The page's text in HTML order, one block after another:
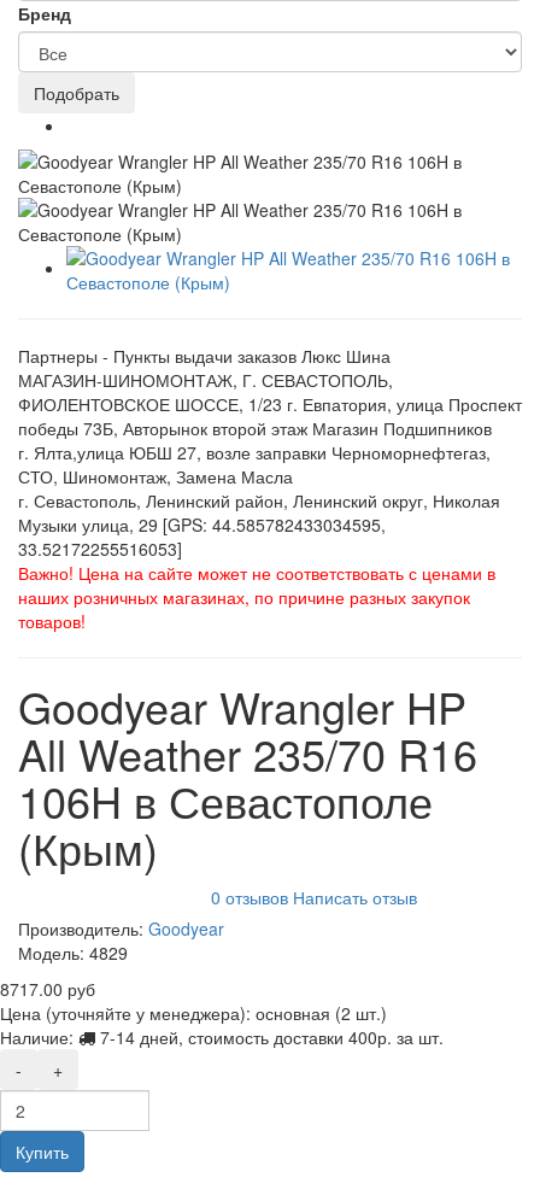
Бренд
Партнеры - Пункты выдачи заказов Люкс Шина
МАГАЗИН-ШИНОМОНТАЖ, Г. СЕВАСТОПОЛЬ,
ФИОЛЕНТОВСКОЕ ШОССЕ, 1/23 г. Евпатория, улица Проспект
победы 73Б, Авторынок второй этаж Магазин Подшипников
г. Ялта,улица ЮБШ 27, возле заправки Черноморнефтегаз,
СТО, Шиномонтаж, Замена Масла
г. Севастополь, Ленинский район, Ленинский округ, Николая
Музыки улица, 29 [GPS: 44.585782433034595,
33.52172255516053]
Важно! Цена на сайте может не соответствовать с ценами в
наших розничных магазинах, по причине разных закупок
товаров!
Goodyear Wrangler HP
All Weather 235/70 R16
106H в Севастополе
(Крым)
0 отзывов Написать отзыв
Производитель: Goodyear
Модель: 4829
8717.00 руб
Цена (уточняйте у менеджера): основная (2 шт.)
Наличие:
7-14 дней, стоимость доставки 400р. за шт.
-
+
Купить